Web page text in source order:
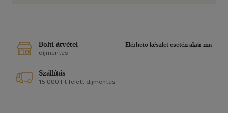
Bolti átvétel
Elérhető készlet esetén akár ma
díjmentes
Szállítás
15 000 Ft felett díjmentes